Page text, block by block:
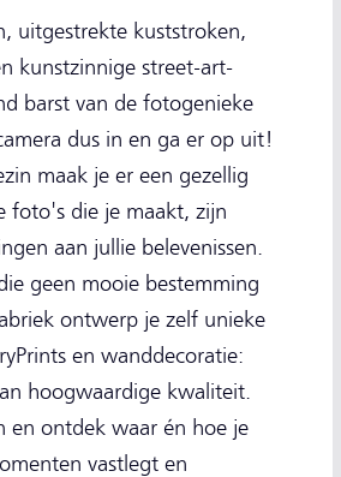
uitgestrekte kuststroken,
kunstzinnige street-art-
barst van de fotogenieke
dus in en ga er op uit!
maak je er een gezellig
foto's die je maakt, zijn
aan jullie belevenissen.
geen mooie bestemming
ontwerp je zelf unieke
en wanddecoratie:
hoogwaardige kwaliteit.
en ontdek waar én hoe je
vastlegt en